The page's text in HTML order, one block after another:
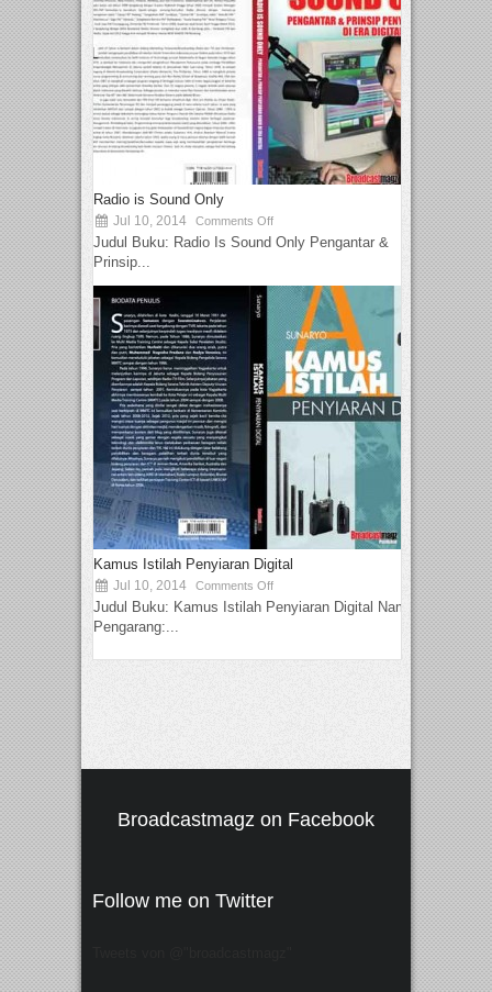
Radio is Sound Only
Jul 10, 2014 Comments Off
Judul Buku: Radio Is Sound Only Pengantar &
Prinsip...
Kamus Istilah Penyiaran Digital
Jul 10, 2014 Comments Off
Judul Buku: Kamus Istilah Penyiaran Digital Nama
Pengarang:...
Broadcastmagz on Facebook
Follow me on Twitter